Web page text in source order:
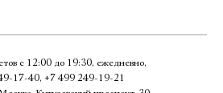
с 12:00 до 19:30, ежедневно,
, +7 499 249‑19‑21